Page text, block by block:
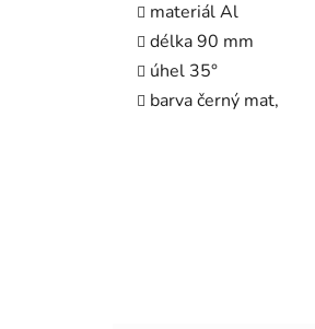
materiál Al
délka 90 mm
úhel 35°
barva černý mat,